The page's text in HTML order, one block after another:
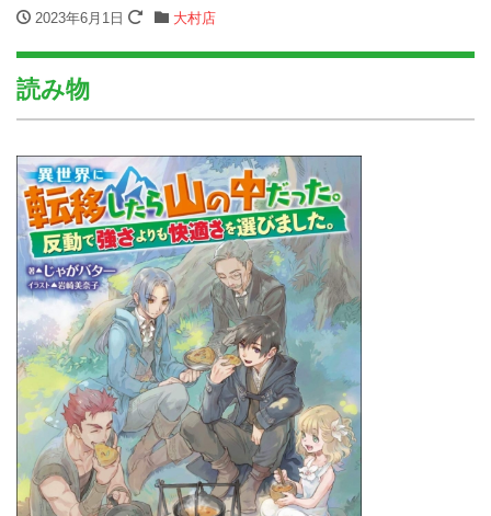
2023年6月1日 大村店
読み物